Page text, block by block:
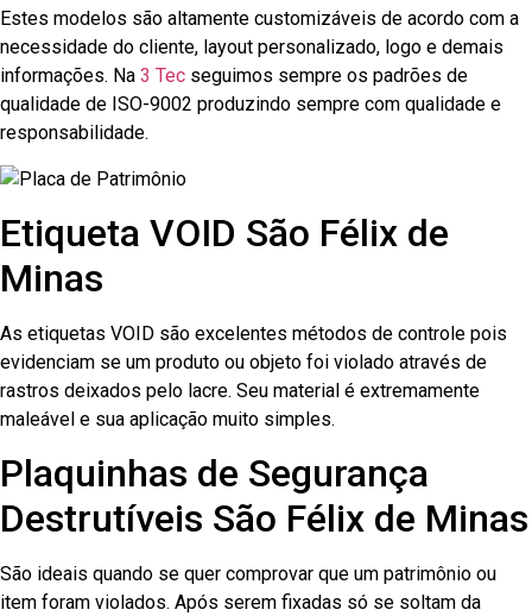
Estes modelos são altamente customizáveis de acordo com a
necessidade do cliente, layout personalizado, logo e demais
informações. Na 3 Tec seguimos sempre os padrões de
qualidade de ISO-9002 produzindo sempre com qualidade e
responsabilidade.
Etiqueta VOID São Félix de
Minas
As etiquetas VOID são excelentes métodos de controle pois
evidenciam se um produto ou objeto foi violado através de
rastros deixados pelo lacre. Seu material é extremamente
maleável e sua aplicação muito simples.
Plaquinhas de Segurança
Destrutíveis São Félix de Minas
São ideais quando se quer comprovar que um patrimônio ou
item foram violados. Após serem fixadas só se soltam da